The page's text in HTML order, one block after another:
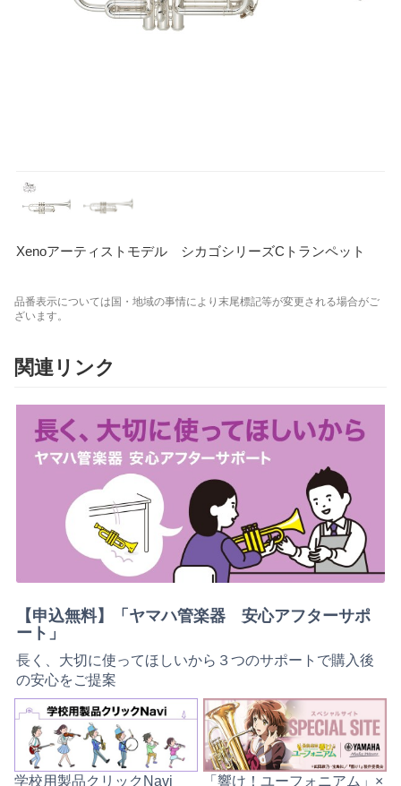
Xenoアーティストモデル シカゴシリーズCトランペット
品番表示については国・地域の事情により末尾標記等が変更される場合がご
ざいます。
関連リンク
【申込無料】「ヤマハ管楽器 安心アフターサポ
ート」
長く、大切に使ってほしいから３つのサポートで購入後
の安心をご提案
学校用製品クリックNavi 「響け！ユーフォニアム」×